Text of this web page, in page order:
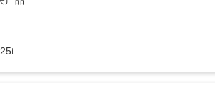
25t